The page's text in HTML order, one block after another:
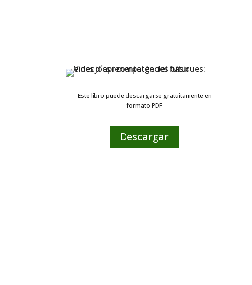
Este libro puede descargarse gratuitamente en
formato PDF
Descargar